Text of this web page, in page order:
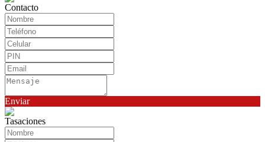
Contacto
Enviar
Tasaciones